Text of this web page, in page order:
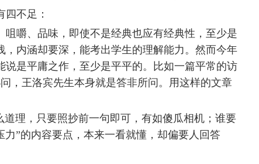
不足：
嚼、品味，即使不是经典也应有经典性，至少是
，内涵却要深，能考出学生的理解能力。然而今年
说是平庸之作，至少是平平的。比如一篇平常的访
，王洛宾先生本身就是答非所问。用这样的文章
道理，只要照抄前一句即可，有如傻瓜相机；谁要
”的内容要点，本来一看就懂，却偏要人回答